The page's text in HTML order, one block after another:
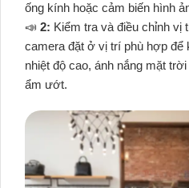
ống kính hoặc cảm biến hình
📣 2: Kiểm tra và điều chỉnh
camera đặt ở vị trí phù hợp để
nhiệt độ cao, ánh nắng mặt
ẩm ướt.